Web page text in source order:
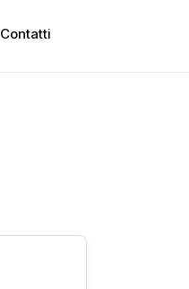
Contatti